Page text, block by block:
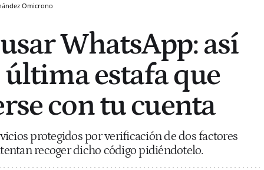
Omicrono
WhatsApp: así
estafa que
con tu cuenta
protegidos por verificación de dos factores
recoger dicho código pidiéndotelo.